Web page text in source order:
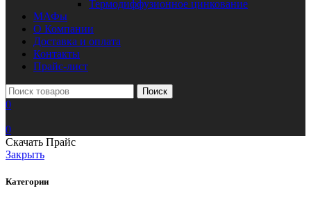
Термодиффузионное цинкование
МАФы
О Компании
Доставка и оплата
Контакты
Прайс-лист
Поиск
0
0
Скачать Прайс
Закрыть
Категории